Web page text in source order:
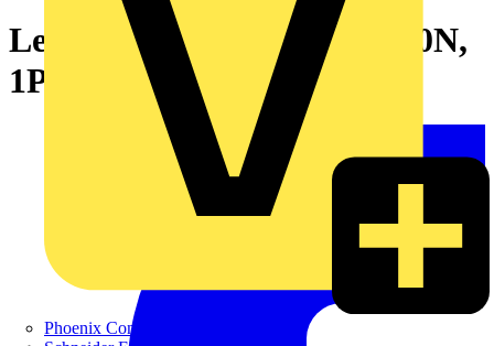
Phoenix Contact
Leitungsschutzschalter iC60N,
1P, 6A, B Charakteristik